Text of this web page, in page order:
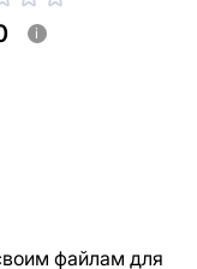
i
файлам для